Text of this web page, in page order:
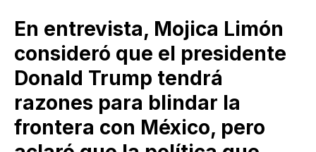
En entrevista, Mojica Limón
consideró que el presidente
Donald Trump tendrá
razones para blindar la
frontera con México, pero